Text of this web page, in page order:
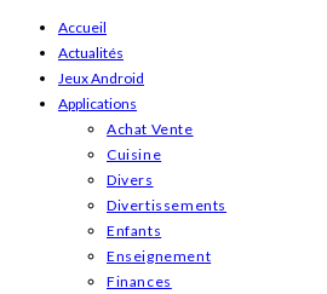
Skip
content
Accueil
Actualités
Jeux Android
Applications
Achat Vente
Cuisine
Divers
Divertissements
Enfants
Enseignement
Finances